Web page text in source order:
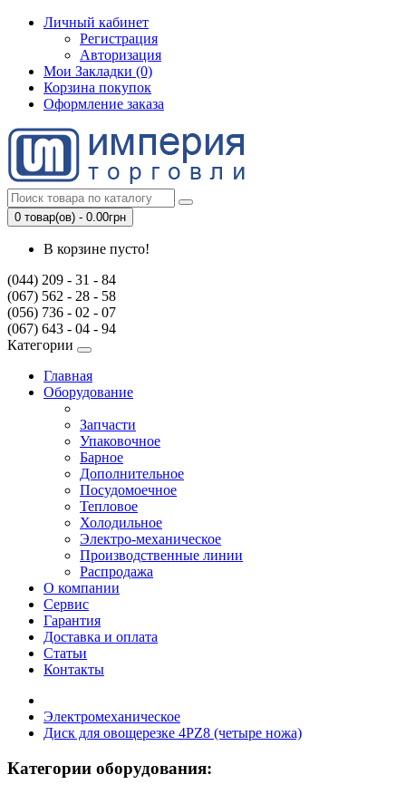
Личный кабинет
Регистрация
Авторизация
Мои Закладки (0)
Корзина покупок
Оформление заказа
0 товар(ов) - 0.00грн
В корзине пусто!
(044) 209 - 31 - 84
(067) 562 - 28 - 58
(056) 736 - 02 - 07
(067) 643 - 04 - 94
Категории
Главная
Оборудование
Запчасти
Упаковочное
Барное
Дополнительное
Посудомоечное
Тепловое
Холодильное
Электро-механическое
Производственные линии
Распродажа
О компании
Сервис
Гарантия
Доставка и оплата
Статьи
Контакты
Электромеханическое
Диск для овощерезке 4PZ8 (четыре ножа)
Категории оборудования: